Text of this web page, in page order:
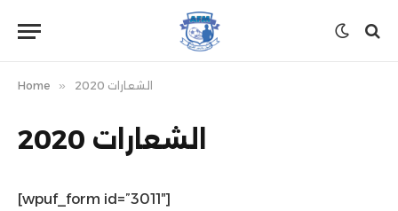
Home » الشعارات 2020
الشعارات 2020
[wpuf_form id=”3011″]